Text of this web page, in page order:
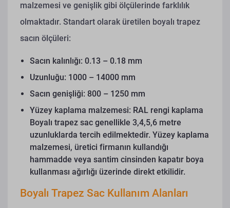
malzemesi ve genişlik gibi ölçülerinde farklılık
olmaktadır. Standart olarak üretilen boyalı trapez
sacın ölçüleri:
Sacın kalınlığı: 0.13 – 0.18 mm
Uzunluğu: 1000 – 14000 mm
Sacın genişliği: 800 – 1250 mm
Yüzey kaplama malzemesi: RAL rengi kaplama
Boyalı trapez sac genellikle 3,4,5,6 metre
uzunluklarda tercih edilmektedir. Yüzey kaplama
malzemesi, üretici firmanın kullandığı
hammadde veya santim cinsinden kapatır boya
kullanması ağırlığı üzerinde direkt etkilidir.
Boyalı Trapez Sac Kullanım Alanları